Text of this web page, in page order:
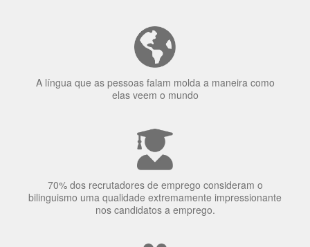
A língua que as pessoas falam molda a maneira como
elas veem o mundo
70% dos recrutadores de emprego consideram o
bilinguismo uma qualidade extremamente impressionante
nos candidatos a emprego.